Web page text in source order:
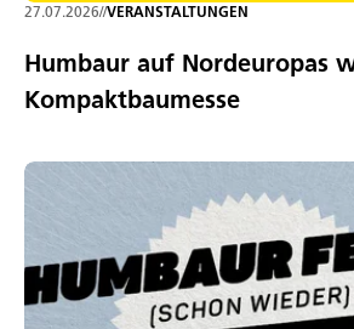
27.07.2026//VERANSTALTUNGEN
Humbaur auf Nordeuropas
Kompaktbaumesse